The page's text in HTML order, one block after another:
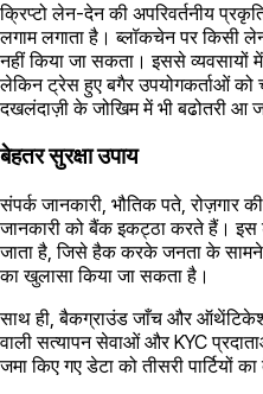
क्रिप्टो लेन-देन की अपरिवर्तनीय
लगाम लगाता है। ब्लॉकचेन पर किसी
नहीं किया जा सकता। इससे व्यवसायों
लेकिन ट्रेस हुए बगैर उपयोगकर्ताओं
दखलंदाज़ी के जोखिम में भी बढोतरी आ
बेहतर सुरक्षा उपाय
संपर्क जानकारी, भौतिक पते, रोज़गार
जानकारी को बैंक इकट्ठा करते हैं। इस
जाता है, जिसे हैक करके जनता के सामने
का खुलासा किया जा सकता है।
साथ ही, बैकग्राउंड जाँच और
वाली सत्यापन सेवाओं और KYC
जमा किए गए डेटा को तीसरी पार्टियों